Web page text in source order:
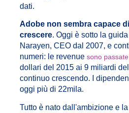
dati.
Adobe non sembra capace
crescere. Oggi è sotto la
Narayen, CEO dal 2007, e
numeri: le revenue sono passate
dollari del 2015 ai 9 miliardi
continuo crescendo. I
oggi più di 22mila.
Tutto è nato dall'ambizione e